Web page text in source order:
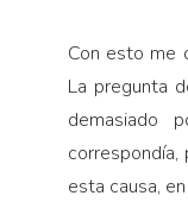
Con esto me
La pregunta
demasiado
correspondía,
esta causa,